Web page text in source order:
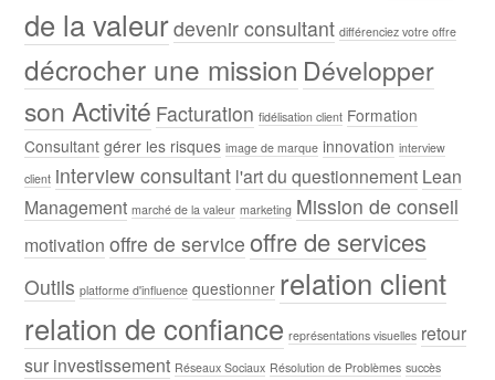
de la valeurdevenir consultant différenciez votre offre
décrocher une mission Développer
son Activité Facturation fidélisation client Formation
Consultant gérer les risques image de marque innovation interview
client interview consultant l'art du questionnement Lean
Management marché de la valeur marketing Mission de conseil
motivation offre de service offre de services
Outils platforme d'influence questionner relation client
relation de confiance représentations visuelles retour
sur investissement Réseaux Sociaux Résolution de Problèmes succès